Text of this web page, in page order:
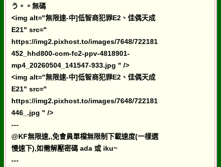
う。。無碼
<img alt="無限速-中]低智商犯罪E2、佳偶天成
E21" src="
https://img2.pixhost.to/images/7648/722181
452_hhd800-com-fc2-ppv-4818901-
mp4_20260504_141547-933.jpg " />
<img alt="無限速-中]低智商犯罪E2、佳偶天成
E21" src="
https://img2.pixhost.to/images/7648/722181
446_.jpg " />
---
@KF無限速,,免會員單檔無限制下載速度(一樣選
慢速下),如需解壓密碼 ada 或 iku~
---